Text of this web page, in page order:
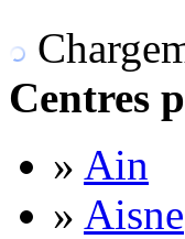
Centres
» Ain
» Aisne